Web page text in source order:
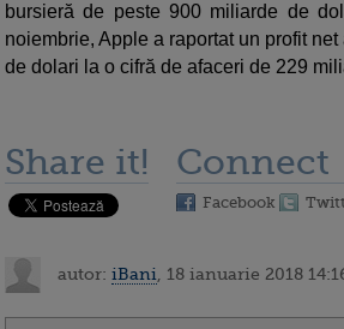
bursieră de peste 900 miliarde de
noiembrie, Apple a raportat un profit
de dolari la o cifră de afaceri de 229
Share it! Connect
Facebook
autor: iBani , 18 ianuarie 2018